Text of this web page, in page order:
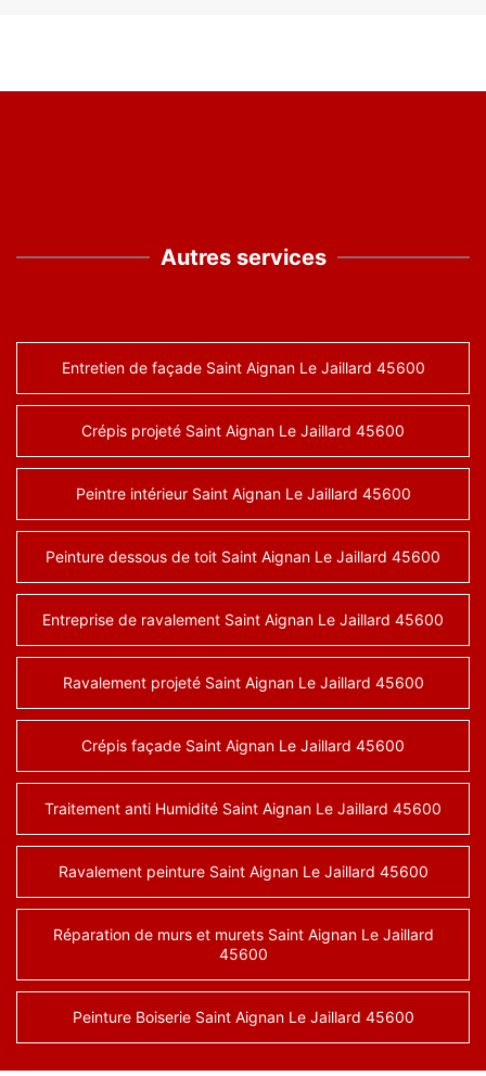
Autres services
Entretien de façade Saint Aignan Le Jaillard 45600
Crépis projeté Saint Aignan Le Jaillard 45600
Peintre intérieur Saint Aignan Le Jaillard 45600
Peinture dessous de toit Saint Aignan Le Jaillard 45600
Entreprise de ravalement Saint Aignan Le Jaillard 45600
Ravalement projeté Saint Aignan Le Jaillard 45600
Crépis façade Saint Aignan Le Jaillard 45600
Traitement anti Humidité Saint Aignan Le Jaillard 45600
Ravalement peinture Saint Aignan Le Jaillard 45600
Réparation de murs et murets Saint Aignan Le Jaillard
45600
Peinture Boiserie Saint Aignan Le Jaillard 45600